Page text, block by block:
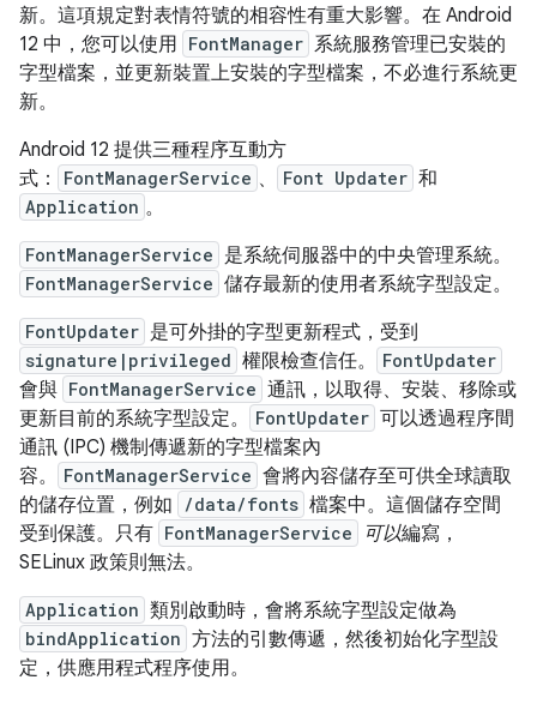
新。這項規定對表情符號的相容性有重大影響。在 Android
12 中，您可以使用 FontManager 系統服務管理已安裝的
字型檔案，並更新裝置上安裝的字型檔案，不必進行系統更
新。
Android 12 提供三種程序互動方
式：
FontManagerService 、 Font Updater 和
Application 。
FontManagerService 是系統伺服器中的中央管理系統。
FontManagerService 儲存最新的使用者系統字型設定。
FontUpdater 是可外掛的字型更新程式，受到
signature|privileged 權限檢查信任。 FontUpdater
會與 FontManagerService 通訊，以取得、安裝、移除或
更新目前的系統字型設定。
FontUpdater 可以透過程序間
通訊 (IPC) 機制傳遞新的字型檔案內
容。
FontManagerService 會將內容儲存至可供全球讀取
的儲存位置，例如
/data/fonts 檔案中。這個儲存空間
受到保護。只有 FontManagerService 可以編寫，
SELinux 政策則無法。
Application 類別啟動時，會將系統字型設定做為
bindApplication 方法的引數傳遞，然後初始化字型設
定，供應用程式程序使用。